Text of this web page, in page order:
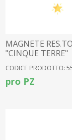
MAGNETE
"CINQUE TERRE"
CODICE PRODOTTO:
pro PZ